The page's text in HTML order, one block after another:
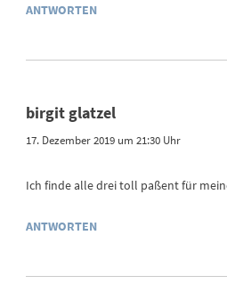
ANTWORTEN
birgit glatzel
17. Dezember 2019 um 21:30 Uhr
Ich finde alle drei toll paßent für
ANTWORTEN